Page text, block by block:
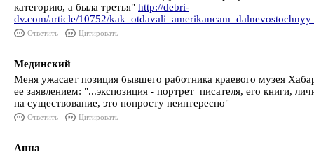
категорию, а была третья" http://debri-
dv.com/article/10752/
Ответить Цитировать
Мединский
Меня ужасает позиция бывшего работника краевого музея
ее заявлением: "...экспозиция - портрет писателя, его книги,
на существование, это попросту неинтересно"
Ответить Цитировать
Анна